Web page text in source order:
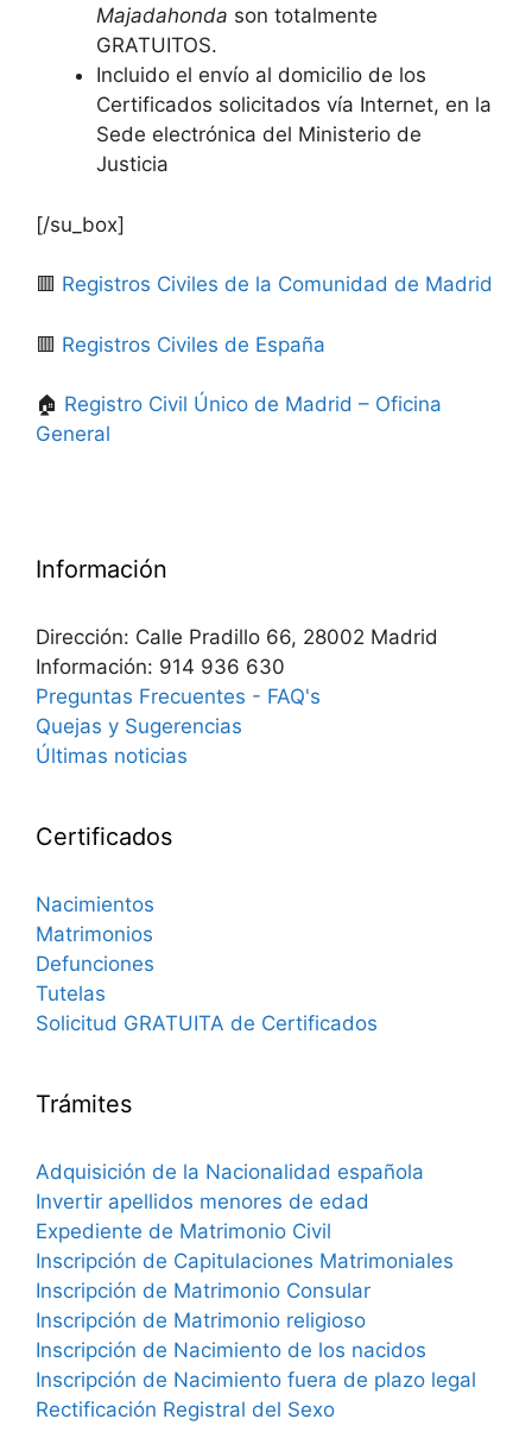
Majadahonda son totalmente
GRATUITOS.
Incluido el envío al domicilio de los
Certificados solicitados vía Internet, en la
Sede electrónica del Ministerio de
Justicia
[/su_box]
🟥 Registros Civiles de la Comunidad de Madrid
🟥 Registros Civiles de España
🏠 Registro Civil Único de Madrid – Oficina
General
Información
Dirección: Calle Pradillo 66, 28002 Madrid
Información: 914 936 630
Preguntas Frecuentes - FAQ's
Quejas y Sugerencias
Últimas noticias
Certificados
Nacimientos
Matrimonios
Defunciones
Tutelas
Solicitud GRATUITA de Certificados
Trámites
Adquisición de la Nacionalidad española
Invertir apellidos menores de edad
Expediente de Matrimonio Civil
Inscripción de Capitulaciones Matrimoniales
Inscripción de Matrimonio Consular
Inscripción de Matrimonio religioso
Inscripción de Nacimiento de los nacidos
Inscripción de Nacimiento fuera de plazo legal
Rectificación Registral del Sexo